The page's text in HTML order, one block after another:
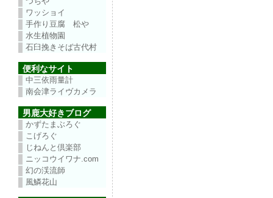
ワッショイ
手作り豆腐 松や
水生植物園
石臼挽きそば古代村
便利なサイト
中三依雨量計
南会津ライヴカメラ
男鹿大好きブログ
かずたまぶろぐ
こげろぐ
じねんと倶楽部
ニッコウイワナ.com
幻の渓流師
風鱗花山